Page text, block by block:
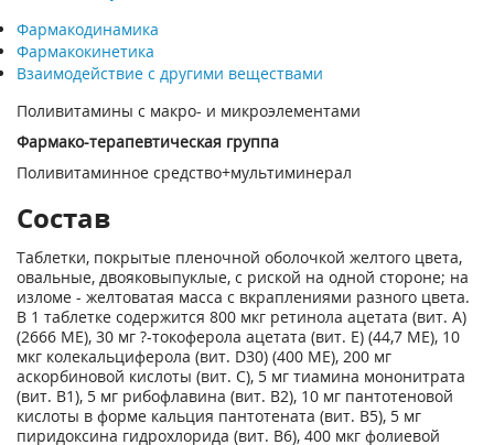
Фармакодинамика
Фармакокинетика
Взаимодействие с другими веществами
Поливитамины с макро- и микроэлементами
Фармако-терапевтическая группа
Поливитаминное средство+мультиминерал
Состав
Таблетки, покрытые пленочной оболочкой желтого цвета,
овальные, двояковыпуклые, с риской на одной стороне; на
изломе - желтоватая масса с вкраплениями разного цвета.
В 1 таблетке содержится 800 мкг ретинола ацетата (вит. А)
(2666 МЕ), 30 мг ?-токоферола ацетата (вит. E) (44,7 МЕ), 10
мкг колекальциферола (вит. D30) (400 МЕ), 200 мг
аскорбиновой кислоты (вит. С), 5 мг тиамина мононитрата
(вит. В1), 5 мг рибофлавина (вит. В2), 10 мг пантотеновой
кислоты в форме кальция пантотената (вит. В5), 5 мг
пиридоксина гидрохлорида (вит. В6), 400 мкг фолиевой